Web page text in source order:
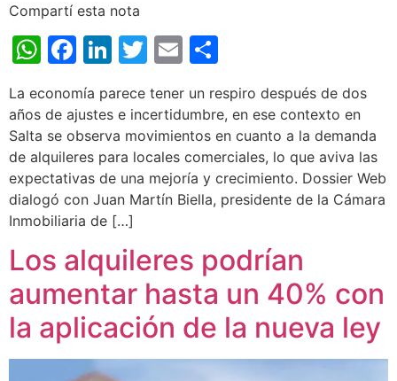
Compartí esta nota
WhatsApp
Facebook
LinkedIn
Twitter
Email
La economía parece tener un respiro después de dos
años de ajustes e incertidumbre, en ese contexto en
Salta se observa movimientos en cuanto a la demanda
de alquileres para locales comerciales, lo que aviva las
expectativas de una mejoría y crecimiento. Dossier Web
dialogó con Juan Martín Biella, presidente de la Cámara
Inmobiliaria de […]
Los alquileres podrían
aumentar hasta un 40% con
la aplicación de la nueva ley